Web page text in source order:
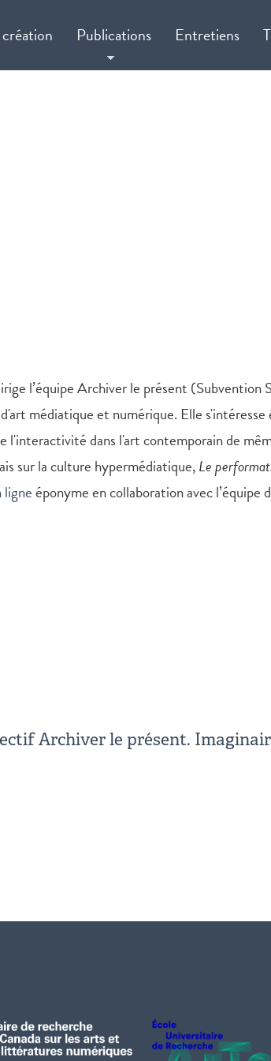
Publications Entretiens
l’équipe Archiver le présent (Subvention
médiatique et numérique. Elle s'intéresse
l'interactivité dans l'art contemporain de
sur la culture hypermédiatique,Le
éponyme en collaboration avec l’équipe
Archiver le présent.